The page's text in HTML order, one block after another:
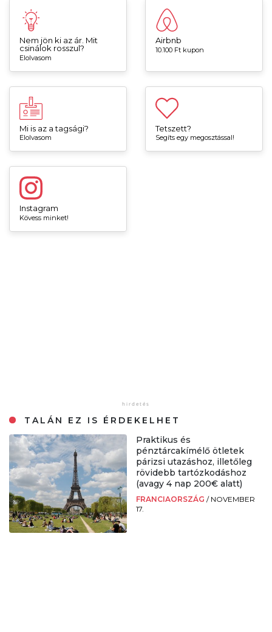
Nem jön ki az ár. Mit
csinálok rosszul?
Elolvasom
Airbnb
10.100 Ft kupon
Mi is az a tagsági?
Elolvasom
Tetszett?
Segíts egy megosztással!
Instagram
Kövess minket!
TALÁN EZ IS ÉRDEKELHET
Praktikus és
pénztárcakímélő ötletek
párizsi utazáshoz, illetőleg
rövidebb tartózkodáshoz
(avagy 4 nap 200€ alatt)
FRANCIAORSZÁG / NOVEMBER
17.